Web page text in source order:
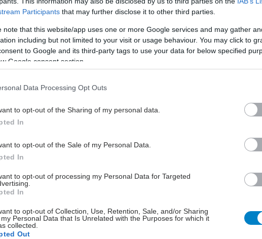
Participants that may further disclose it to other third parties.
note that this website/app uses one or more Google services and may gather
including but not limited to your visit or usage behaviour. You may click to
to Google and its third-party tags to use your data for below specified
Google consent section.
Data Processing Opt Outs
to opt-out of the Sharing of my personal data.
In
to opt-out of the Sale of my Personal Data.
In
to opt-out of processing my Personal Data for Targeted
In
to opt-out of Collection, Use, Retention, Sale, and/or Sharing
Personal Data that Is Unrelated with the Purposes for which it
collected.
Out